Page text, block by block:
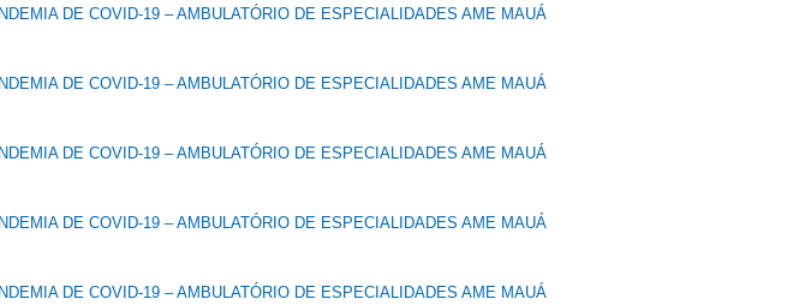
DE COVID-19 – AMBULATÓRIO DE ESPECIALIDADES AME MAUÁ
DE COVID-19 – AMBULATÓRIO DE ESPECIALIDADES AME MAUÁ
DE COVID-19 – AMBULATÓRIO DE ESPECIALIDADES AME MAUÁ
DE COVID-19 – AMBULATÓRIO DE ESPECIALIDADES AME MAUÁ
DE COVID-19 – AMBULATÓRIO DE ESPECIALIDADES AME MAUÁ